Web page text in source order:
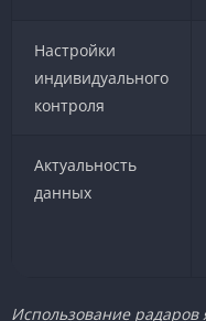
Настройки
индивидуального
контроля
Актуальность
данных
Использование радаров